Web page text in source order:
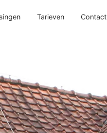
Tarieven Contact